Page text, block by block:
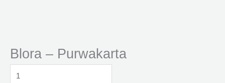
Blora – Purwakarta